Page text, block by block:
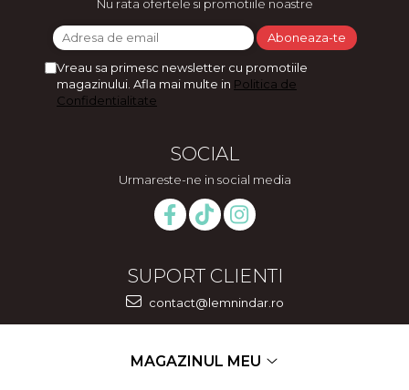
Nu rata ofertele si promotiile noastre
Vreau sa primesc newsletter cu promotiile
magazinului. Afla mai multe in Politica de
Confidentialitate
SOCIAL
Urmareste-ne in social media
SUPORT CLIENTI
contact@lemnindar.ro
MAGAZINUL MEU